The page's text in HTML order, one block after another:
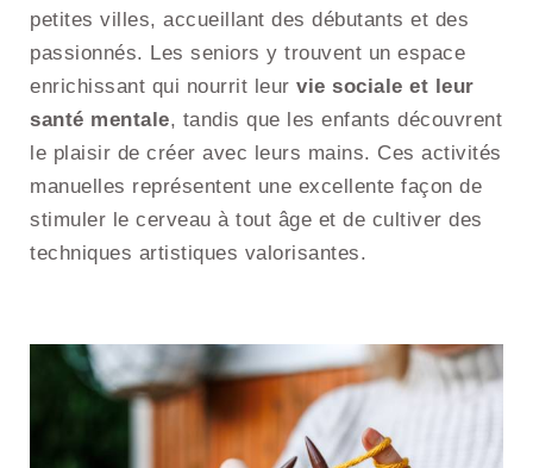
petites villes, accueillant des débutants et des
passionnés. Les seniors y trouvent un espace
enrichissant qui nourrit leur vie sociale et leur
santé mentale, tandis que les enfants découvrent
le plaisir de créer avec leurs mains. Ces activités
manuelles représentent une excellente façon de
stimuler le cerveau à tout âge et de cultiver des
techniques artistiques valorisantes.